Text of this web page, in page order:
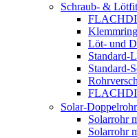
Schraub- &
Löt- und
Standard-
Standard-
Solar-Doppelrohr
Solarrohr
Solarrohr